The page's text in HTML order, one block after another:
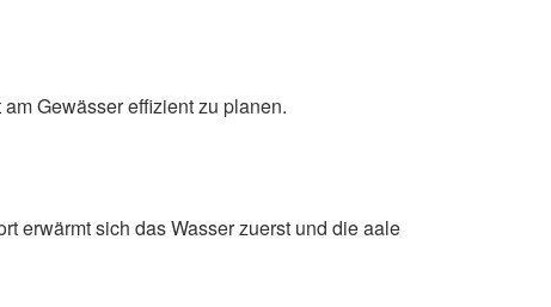
Gewässer effizient zu planen.
erwärmt sich das Wasser zuerst und die aale